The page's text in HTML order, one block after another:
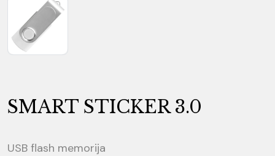
SMART STICKER 3.0
USB flash memorija